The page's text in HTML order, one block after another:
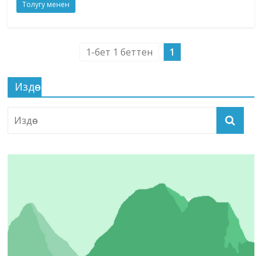
Толугу менен
1-бет 1 беттен 1
Издөө